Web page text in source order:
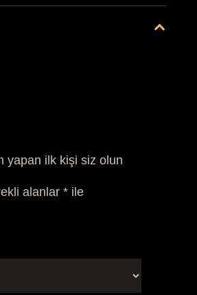
yapan ilk kişi siz olun
alanlar * ile